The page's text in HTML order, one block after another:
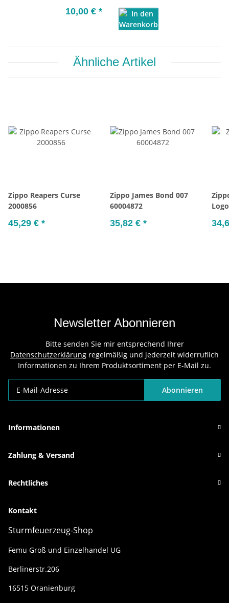
10,00 € *
Ähnliche Artikel
Zippo Reapers Curse
2000856
45,29 € *
Zippo James Bond 007
60004872
35,82 € *
Newsletter Abonnieren
Bitte senden Sie mir entsprechend Ihrer
Datenschutzerklärung regelmäßig und jederzeit widerruflich
Informationen zu Ihrem Produktsortiment per E-Mail zu.
Abonnieren
Informationen
Zahlung & Versand
Rechtliches
Kontakt
Sturmfeuerzeug-Shop
Femu Groß und Einzelhandel UG
Berlinerstr.206
16515 Oranienburg